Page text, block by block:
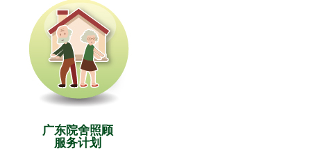
广东院舍照顾
服务计划